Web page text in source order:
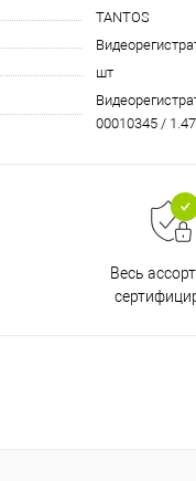
TANTOS
шт
00010345 / 1.47
Весь